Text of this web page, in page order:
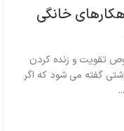
خانگی
تقویت و زنده کردن
گفته می شود که اگر